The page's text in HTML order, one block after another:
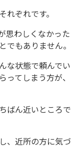
ぞれです。
思わしくなかった
でもありません。
な状態で頼んでい
てしまう方が、
ばん近いところで
、近所の方に気づ